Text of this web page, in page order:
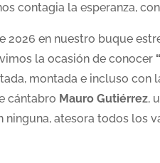
contagia la esperanza,
2026 en nuestro buque
la ocasión de conocer
montada e incluso con
cántabro Mauro Gutiérrez,
ninguna, atesora todos los